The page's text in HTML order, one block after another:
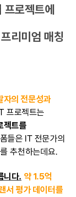
로젝트에
리미엄 매칭
자의 전문성과
프로젝트는
젝트를
들은 IT 전문가의
추천하는데요.
니다. 약 1.5억
서 평가 데이터를